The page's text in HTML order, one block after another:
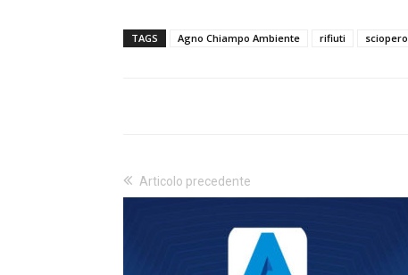
TAGS Agno Chiampo Ambiente rifiuti sciopero
Articolo precedente